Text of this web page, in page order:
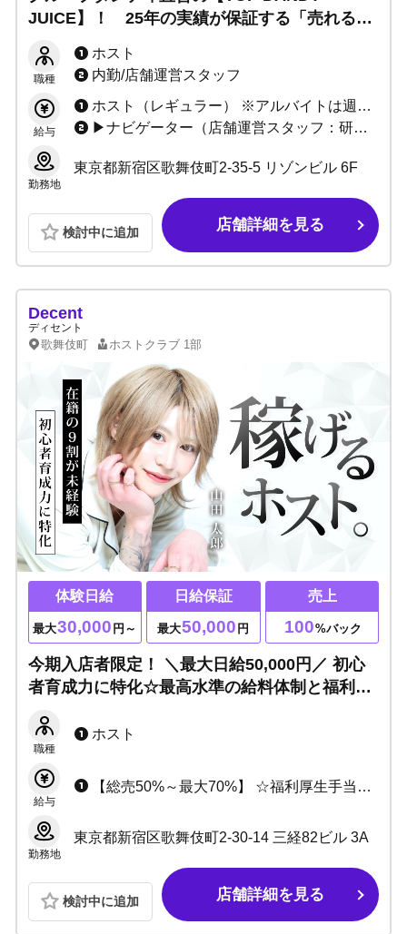
JUICE】！ 25年の実績が保証する「売れる環
職種
ホスト
内勤/店舗運営スタッフ
給与
ホスト（レギュラー） ※アルバイトは週4日～ 最低保証日給7,000円〜 ＋指名料＋同伴料＋売上バック＋賞金
▶ナビゲーター（店舗運営スタッフ：研修期間有り） 月収250,000円～ ＋能力給＋店舗売上ボーナス(研修期間有り) ▶ウェイター募集 時給1400円～
勤務地
東京都新宿区歌舞伎町2-35-5 リゾンビル 6F
検討中に追加 店舗詳細を見る
Decent
ディセント
歌舞伎町 ホストクラブ 1部
体験日給
最大30,000 円～
日給保証
最大50,000 円
売上
100%バック
今期入店者限定！ ＼最大日給50,000円／ 初心
者育成力に特化☆最高水準の給料体制と福利厚
験入店も大歓迎！
職種
ホスト
給与
【総売50%～最大70%】 ☆福利厚生手当多数 ☆ボーナス多数 ・寮費無料 ・名刺無料 ・健康補助 ・年金補助 ・整形費用支給 ・上京交通費支給
勤務地
東京都新宿区歌舞伎町2-30-14 三経82ビル 3A
検討中に追加 店舗詳細を見る